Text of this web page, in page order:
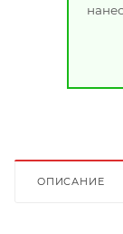
ОПИСАНИЕ